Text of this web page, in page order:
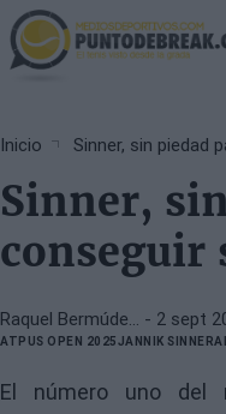
Skip
to
main
Inicio Sinner, sin piedad
Sinner,
conseguir
Raquel Bermúde… - 2 sept
ATP US OPEN 2025JANNIK SINNER
El número uno del